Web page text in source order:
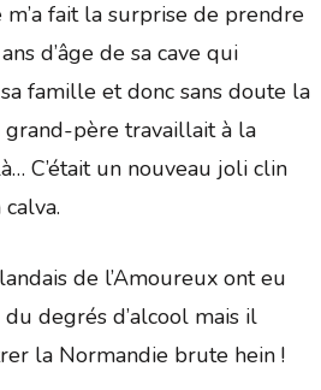
fait la surprise de prendre
d’âge de sa cave qui
famille et donc sans doute la
père travaillait à la
C’était un nouveau joli clin
de l’Amoureux ont eu
degrés d’alcool mais il
la Normandie brute hein !